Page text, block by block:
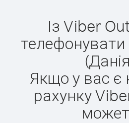
Із Viber
Якщо у вас є
рахунку